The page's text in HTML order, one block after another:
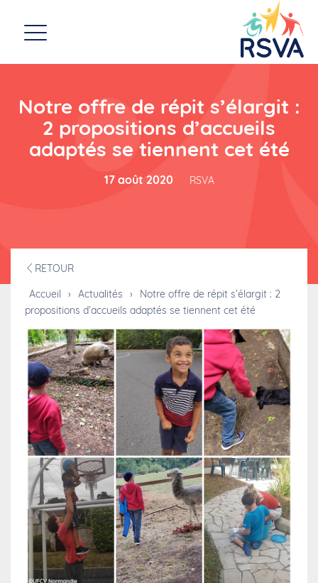
Notre offre de répit s’élargit :
2 propositions d’accueils
adaptés se tiennent cet été
17 août 2020 RSVA
RETOUR
Accueil
› Actualités ›
Notre offre de répit s’élargit : 2
propositions d’accueils adaptés se tiennent cet été